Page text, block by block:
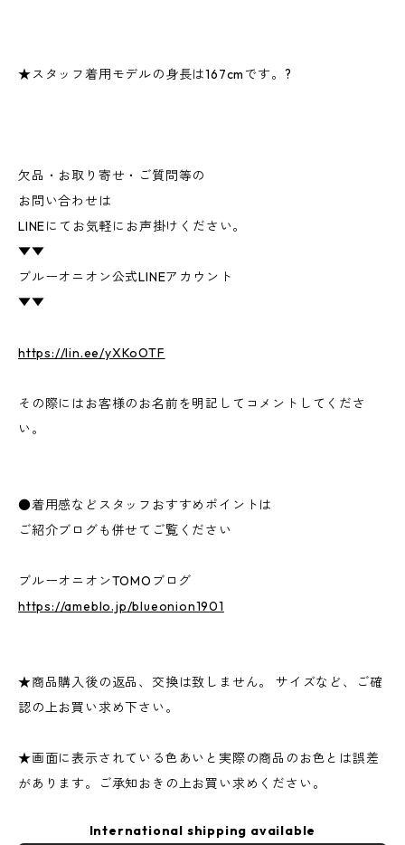
★スタッフ着用モデルの身長は167cmです。?
欠品・お取り寄せ・ご質問等の
お問い合わせは
LINEにてお気軽にお声掛けください。
▼▼
ブルーオニオン公式LINEアカウント
▼▼
https://lin.ee/yXKoOTF
その際にはお客様のお名前を明記してコメントしてくださ
い。
●着用感などスタッフおすすめポイントは
ご紹介ブログも併せてご覧ください
ブルーオニオンTOMOブログ
https://ameblo.jp/blueonion1901
★商品購入後の返品、交換は致しません。 サイズなど、ご確
認の上お買い求め下さい。
★画面に表示されている色あいと実際の商品のお色とは誤差
があります。ご承知おきの上お買い求めください。
International shipping available